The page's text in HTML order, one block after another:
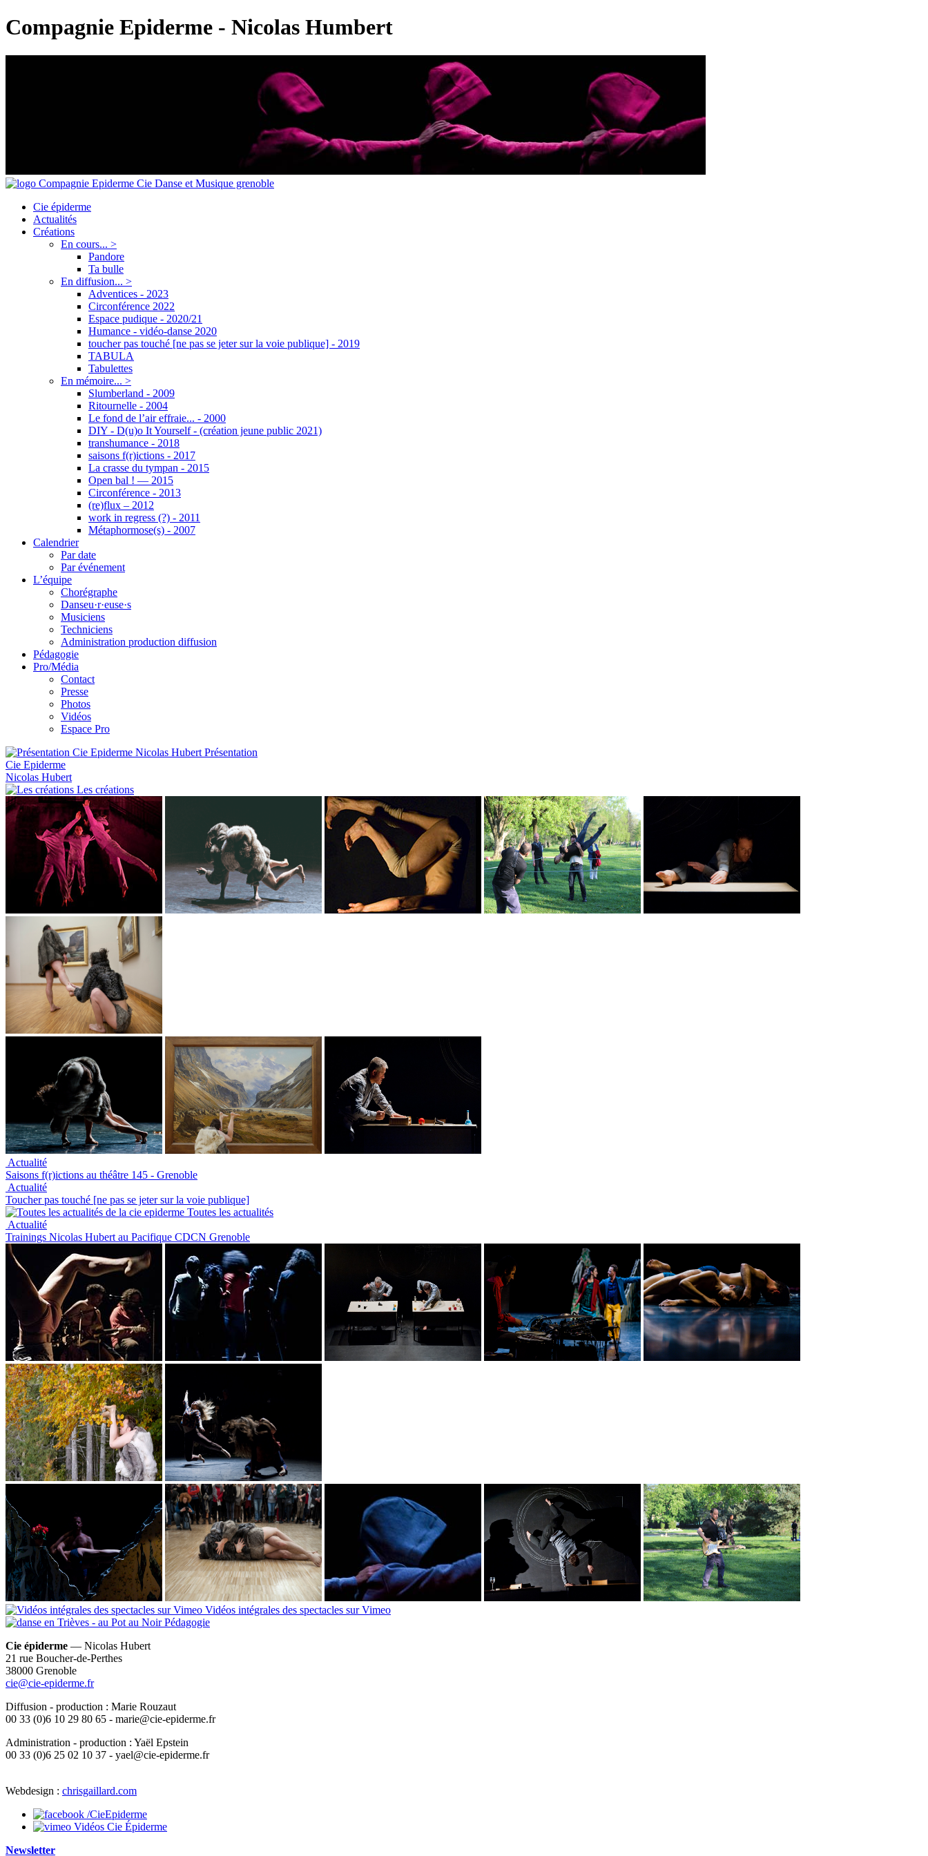
Compagnie Epiderme - Nicolas Humbert
Cie épiderme
Actualités
Créations
En cours... >
Pandore
Ta bulle
En diffusion... >
Adventices - 2023
Circonférence 2022
Espace pudique - 2020/21
Humance - vidéo-danse 2020
toucher pas touché [ne pas se jeter sur la voie publique] - 2019
TABULA
Tabulettes
En mémoire... >
Slumberland - 2009
Ritournelle - 2004
Le fond de l’air effraie... - 2000
DIY - D(u)o It Yourself - (création jeune public 2021)
transhumance - 2018
saisons f(r)ictions - 2017
La crasse du tympan - 2015
Open bal ! — 2015
Circonférence - 2013
(re)flux – 2012
work in regress (?) - 2011
Métaphormose(s) - 2007
Calendrier
Par date
Par événement
L’équipe
Chorégraphe
Danseu·r·euse·s
Musiciens
Techniciens
Administration production diffusion
Pédagogie
Pro/Média
Contact
Presse
Photos
Vidéos
Espace Pro
Présentation
Cie Epiderme
Nicolas Hubert
Les créations
Actualité
Saisons f(r)ictions au théâtre 145 - Grenoble
Actualité
Toucher pas touché [ne pas se jeter sur la voie publique]
Toutes les actualités
Actualité
Trainings Nicolas Hubert au Pacifique CDCN Grenoble
Vidéos intégrales des spectacles sur Vimeo
Pédagogie
Cie épiderme — Nicolas Hubert
21 rue Boucher-de-Perthes
38000 Grenoble
cie@cie-epiderme.fr
Diffusion - production : Marie Rouzaut
00 33 (0)6 10 29 80 65 - marie@cie-epiderme.fr
Administration - production : Yaël Epstein
00 33 (0)6 25 02 10 37 - yael@cie-epiderme.fr
Webdesign : chrisgaillard.com
/CieEpiderme
Vidéos Cie Épiderme
Newsletter